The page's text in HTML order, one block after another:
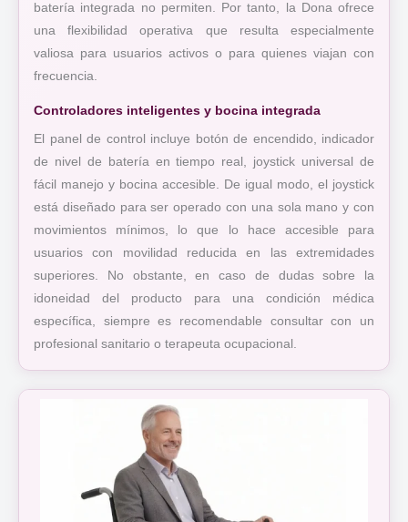
batería integrada no permiten. Por tanto, la Dona ofrece
una flexibilidad operativa que resulta especialmente
valiosa para usuarios activos o para quienes viajan con
frecuencia.
Controladores inteligentes y bocina integrada
El panel de control incluye botón de encendido, indicador
de nivel de batería en tiempo real, joystick universal de
fácil manejo y bocina accesible. De igual modo, el joystick
está diseñado para ser operado con una sola mano y con
movimientos mínimos, lo que lo hace accesible para
usuarios con movilidad reducida en las extremidades
superiores. No obstante, en caso de dudas sobre la
idoneidad del producto para una condición médica
específica, siempre es recomendable consultar con un
profesional sanitario o terapeuta ocupacional.